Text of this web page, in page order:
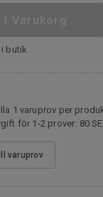
butik
1 varuprov per
för 1-2 prover: 80
varuprov